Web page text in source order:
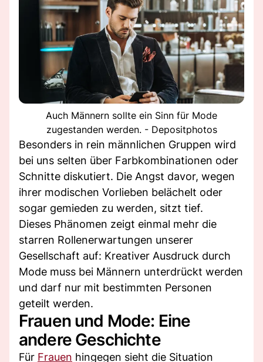
Auch Männern sollte ein Sinn für Mode
zugestanden werden. - Depositphotos
Besonders in rein männlichen Gruppen wird
bei uns selten über Farbkombinationen oder
Schnitte diskutiert. Die Angst davor, wegen
ihrer modischen Vorlieben belächelt oder
sogar gemieden zu werden, sitzt tief.
Dieses Phänomen zeigt einmal mehr die
starren Rollenerwartungen unserer
Gesellschaft auf: Kreativer Ausdruck durch
Mode muss bei Männern unterdrückt werden
und darf nur mit bestimmten Personen
geteilt werden.
Frauen und Mode: Eine
andere Geschichte
Für Frauen hingegen sieht die Situation